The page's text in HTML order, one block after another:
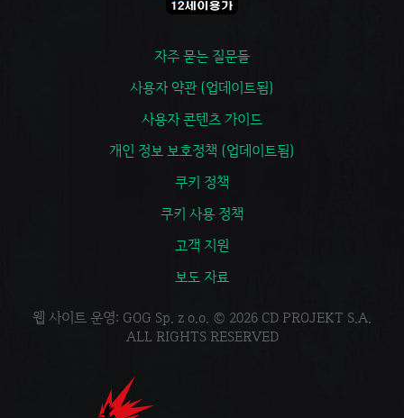
자주 묻는 질문들
사용자 약관 (업데이트됨)
사용자 콘텐츠 가이드
개인 정보 보호정책 (업데이트됨)
쿠키 정책
쿠키 사용 정책
고객 지원
보도 자료
웹 사이트 운영: GOG Sp. z o.o. © 2026 CD PROJEKT S.A.
ALL RIGHTS RESERVED